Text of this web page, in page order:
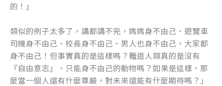
的！』
類似的例子太多了，講都講不完，媽媽身不由己、遊覽車
司機身不由己、校長身不由己、男人也身不由己，大家都
身不由己！但事實真的是這樣嗎？難道人類真的是沒有
『自由意志』、只能身不由己的動物嗎？如果是這樣，那
麼當一個人還有什麼尊嚴，對未來還能有什麼期待嗎？」